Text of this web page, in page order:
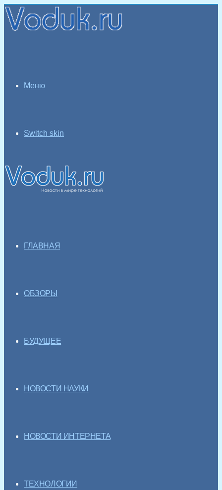
Меню
Switch skin
ГЛАВНАЯ
ОБЗОРЫ
БУДУЩЕЕ
НОВОСТИ НАУКИ
НОВОСТИ ИНТЕРНЕТА
ТЕХНОЛОГИИ